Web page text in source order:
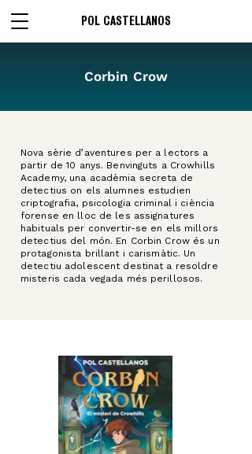
POL CASTELLANOS
Corbin Crow
Nova sèrie d’aventures per a lectors a
partir de 10 anys. Benvinguts a Crowhills
Academy, una acadèmia secreta de
detectius on els alumnes estudien
criptografia, psicologia criminal i ciència
forense en lloc de les assignatures
habituals per convertir-se en els millors
detectius del món. En Corbin Crow és un
protagonista brillant i carismàtic. Un
detectiu adolescent destinat a resoldre
misteris cada vegada més perillosos.